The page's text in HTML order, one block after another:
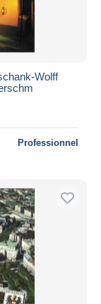
Wolff
Professionnel